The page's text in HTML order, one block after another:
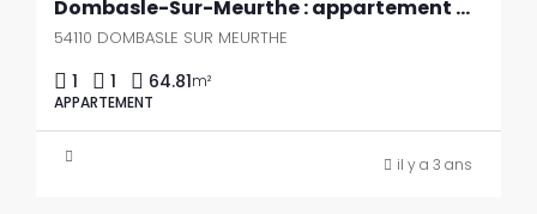
Dombasle-Sur-Meurthe : appartement de 64.81m² à acheter
54110 DOMBASLE SUR MEURTHE
1 1 64.81m²
APPARTEMENT
il y a 3 ans